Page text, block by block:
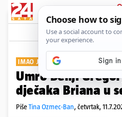
Show
IMAO JE 46 GODINA
Umro Benji
dječaka Briana u
PišeTina Ozmec-Ban, četvrtak,